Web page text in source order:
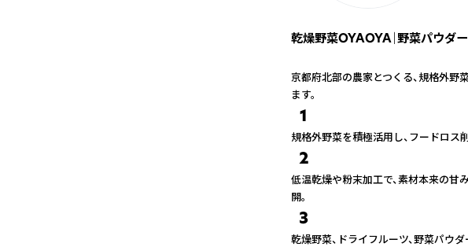
乾燥野菜OYAOYA｜野菜パウダ
京都府北部の農家とつくる、規格外野
ます。
1
規格外野菜を積極活用し、フードロス
2
低温乾燥や粉末加工で、素材本来の甘
開。
3
乾燥野菜、ドライフルーツ、野菜パウ